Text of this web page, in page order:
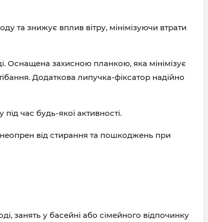
та знижує вплив вітру, мінімізуючи втрати
Оснащена захисною планкою, яка мінімізує
Додаткова липучка-фіксатор надійно
час будь-якої активності.
від стирання та пошкоджень при
занять у басейні або сімейного відпочинку